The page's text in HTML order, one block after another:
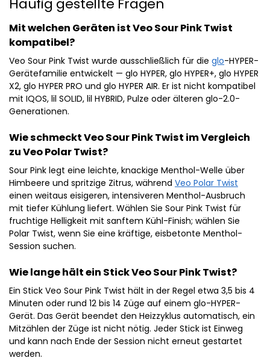
Häufig gestellte Fragen
Mit welchen Geräten ist Veo Sour Pink Twist
kompatibel?
Veo Sour Pink Twist wurde ausschließlich für die glo-HYPER-
Gerätefamilie entwickelt — glo HYPER, glo HYPER+, glo HYPER
X2, glo HYPER PRO und glo HYPER AIR. Er ist nicht kompatibel
mit IQOS, lil SOLID, lil HYBRID, Pulze oder älteren glo-2.0-
Generationen.
Wie schmeckt Veo Sour Pink Twist im Vergleich
zu Veo Polar Twist?
Sour Pink legt eine leichte, knackige Menthol-Welle über
Himbeere und spritzige Zitrus, während Veo Polar Twist
einen weitaus eisigeren, intensiveren Menthol-Ausbruch
mit tiefer Kühlung liefert. Wählen Sie Sour Pink Twist für
fruchtige Helligkeit mit sanftem Kühl-Finish; wählen Sie
Polar Twist, wenn Sie eine kräftige, eisbetonte Menthol-
Session suchen.
Wie lange hält ein Stick Veo Sour Pink Twist?
Ein Stick Veo Sour Pink Twist hält in der Regel etwa 3,5 bis 4
Minuten oder rund 12 bis 14 Züge auf einem glo-HYPER-
Gerät. Das Gerät beendet den Heizzyklus automatisch, ein
Mitzählen der Züge ist nicht nötig. Jeder Stick ist Einweg
und kann nach Ende der Session nicht erneut gestartet
werden.